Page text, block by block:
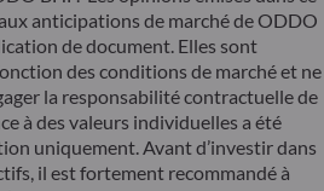
anticipations de marché de ODDO
de document. Elles sont
des conditions de marché et ne
la responsabilité contractuelle de
à des valeurs individuelles a été
uniquement. Avant d’investir dans
il est fortement recommandé à